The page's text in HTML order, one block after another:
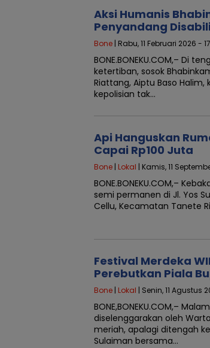
Aksi Humanis
Penyandang
Bone | Rabu, 11 Februari 2026 -
BONE.BONEKU.COM,– Di
ketertiban, sosok
Riattang, Aiptu Baso
kepolisian tak…
Api Hanguskan
Capai Rp100 Juta
Bone | Lokal | Kamis, 11
BONE.BONEKU.COM,–
semi permanen di Jl. Yos
Cellu, Kecamatan Tanete
Festival Merdeka
Perebutkan Piala
Bone | Lokal | Senin, 11 Agustus
BONE,BONEKU.COM,–
diselenggarakan oleh
meriah, apalagi ditengah
Sulaiman bersama…